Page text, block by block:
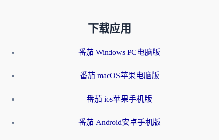
下载应用
番茄 Windows PC电脑版
番茄 macOS苹果电脑版
番茄 ios苹果手机版
番茄 Android安卓手机版